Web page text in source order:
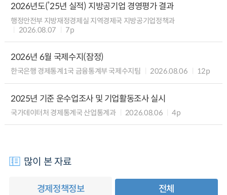
2026년도(’25년 실적) 지방공기업 경영평가 결과
행정안전부 지방재정경제실 지역경제국 지방공기업정책과
2026.08.07
7p
2026년 6월 국제수지(잠정)
한국은행 경제통계1국 금융통계부 국제수지팀 2026.08.06 12p
2025년 기준 운수업조사 및 기업활동조사 실시
국가데이터처 경제통계국 산업통계과 2026.08.06 4p
많이 본 자료
경제정책정보 전체